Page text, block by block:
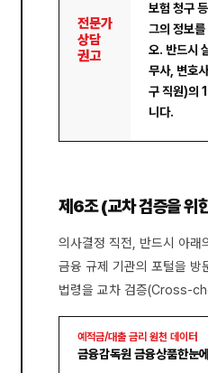
전문가
상담
권고
보험 청구
그의 정보를
오. 반드시
무사, 변호
구 직원)의
니다.
제6조 (교차 검증을 위
의사결정 직전, 반드시 아래
금융 규제 기관의 포털을 방
법령을 교차 검증(Cross-
예적금/대출 금리 원천 데이터
금융감독원 금융상품한눈